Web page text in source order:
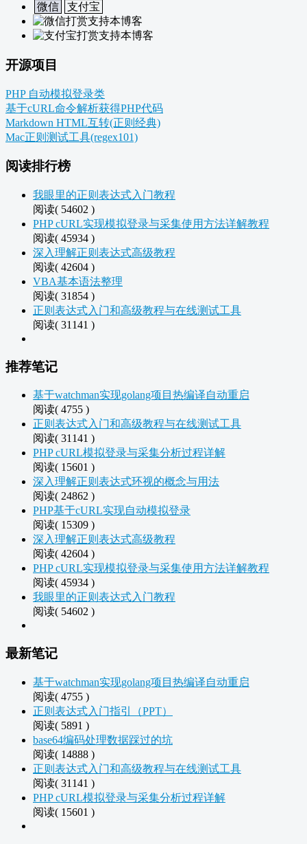
微信 支付宝
开源项目
PHP 自动模拟登录类
基于cURL命令解析获得PHP代码
Markdown HTML互转(正则经典)
Mac正则测试工具(regex101)
阅读排行榜
我眼里的正则表达式入门教程
阅读( 54602 )
PHP cURL实现模拟登录与采集使用方法详解教程
阅读( 45934 )
深入理解正则表达式高级教程
阅读( 42604 )
VBA基本语法整理
阅读( 31854 )
正则表达式入门和高级教程与在线测试工具
阅读( 31141 )
推荐笔记
基于watchman实现golang项目热编译自动重启
阅读( 4755 )
正则表达式入门和高级教程与在线测试工具
阅读( 31141 )
PHP cURL模拟登录与采集分析过程详解
阅读( 15601 )
深入理解正则表达式环视的概念与用法
阅读( 24862 )
PHP基于cURL实现自动模拟登录
阅读( 15309 )
深入理解正则表达式高级教程
阅读( 42604 )
PHP cURL实现模拟登录与采集使用方法详解教程
阅读( 45934 )
我眼里的正则表达式入门教程
阅读( 54602 )
最新笔记
基于watchman实现golang项目热编译自动重启
阅读( 4755 )
正则表达式入门指引（PPT）
阅读( 5891 )
base64编码处理数据踩过的坑
阅读( 14888 )
正则表达式入门和高级教程与在线测试工具
阅读( 31141 )
PHP cURL模拟登录与采集分析过程详解
阅读( 15601 )